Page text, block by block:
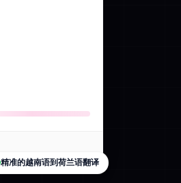
精准的越南语到荷兰语翻译